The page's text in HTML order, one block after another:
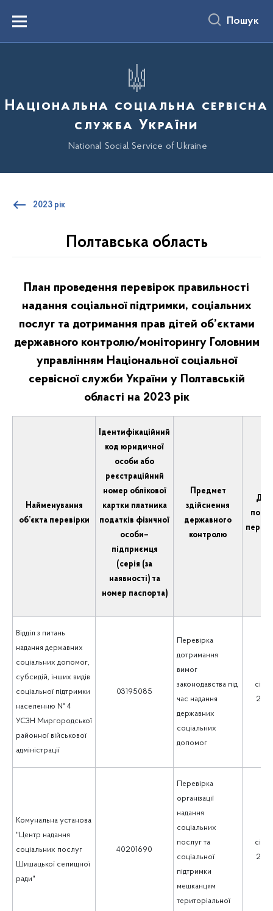
вмістуMenu Пошук
Національна соціальна сервісна
служба України
National Social Service of Ukraine
2023 рік
Полтавська область
План проведення перевірок правильності
надання соціальної підтримки, соціальних
послуг та дотримання прав дітей об’єктами
державного контролю/моніторингу Головним
управлінням Національної соціальної
сервісної служби України у Полтавській
області на 2023 рік
Найменування
об’єкта перевірки
Ідентифікаційний
код юридичної
особи або
реєстраційний
номер облікової
картки платника
податків фізичної
особи–
підприємця
(серія (за
наявності) та
номер паспорта)
Предмет
здійснення
державного
контролю
Відділ з питань
надання державних
соціальних допомог,
субсидій, інших видів
соціальної підтримки
населенню № 4
УСЗН Миргородської
районної військової
адміністрації
03195085
Перевірка
дотримання
вимог
законодавства під
час надання
державних
соціальних
допомог
Комунальна установа
"Центр надання
соціальних послуг
Шишацької селищної
ради"
40201690
Перевірка
організації
надання
соціальних
послуг та
соціальної
підтримки
мешканцям
територіальної